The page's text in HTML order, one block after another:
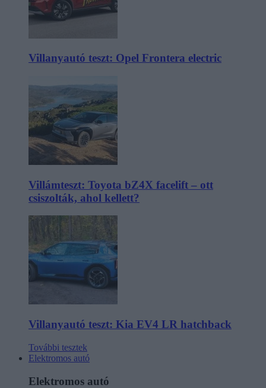
Villanyautó teszt: Opel Frontera electric
Villámteszt: Toyota bZ4X facelift – ott
csiszolták, ahol kellett?
Villanyautó teszt: Kia EV4 LR hatchback
További tesztek
Elektromos autó
Elektromos autó